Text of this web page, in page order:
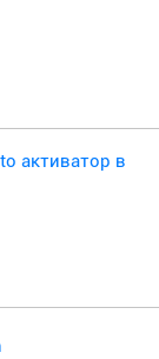
активатор в